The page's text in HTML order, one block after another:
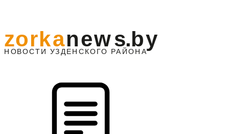
НО ВОСТИ УЗДЕНС КО ГО РАЙОНА
zorkanews.by